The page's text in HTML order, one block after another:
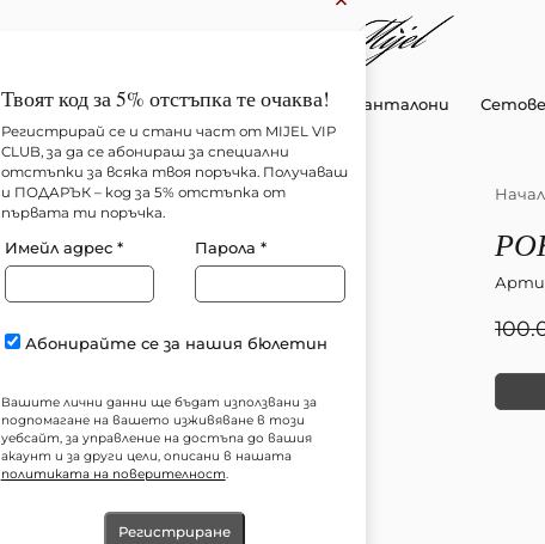
Best sellers Рокли Ризи и Топ Панталони Сетове
Твоят код за 5% отстъпка те очаква!
Регистрирай се и стани част от MIJEL VIP
CLUB, за да се абонираш за специални
отстъпки за всяка твоя поръчка. Получаваш
и ПОДАРЪК – код за 5% отстъпка от
първата ти поръчка.
Имейл адрес * Парола*
Абонирайте се за нашия бюлетин
Вашите лични данни ще бъдат използвани за
подпомагане на вашето изживяване в този
уебсайт, за управление на достъпа до вашия
акаунт и за други цели, описани в нашата
политиката на поверителност.
Регистриране